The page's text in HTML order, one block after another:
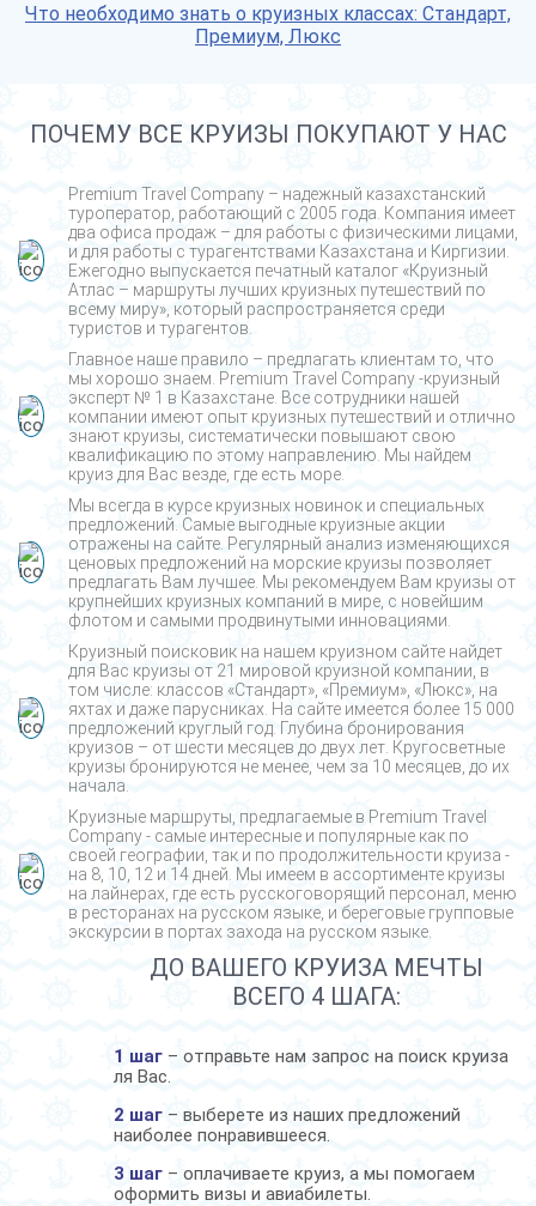
Что необходимо знать о круизных классах: Стандарт,
Премиум, Люкс
ПОЧЕМУ ВСЕ КРУИЗЫ ПОКУПАЮТ У НАС
Premium Travel Company – надежный казахстанский
туроператор, работающий с 2005 года. Компания имеет
два офиса продаж – для работы с физическими лицами,
и для работы с турагентствами Казахстана и Киргизии.
Ежегодно выпускается печатный каталог «Круизный
Атлас – маршруты лучших круизных путешествий по
всему миру», который распространяется среди
туристов и турагентов.
Главное наше правило – предлагать клиентам то, что
мы хорошо знаем. Premium Travel Company -круизный
эксперт № 1 в Казахстане. Все сотрудники нашей
компании имеют опыт круизных путешествий и отлично
знают круизы, систематически повышают свою
квалификацию по этому направлению. Мы найдем
круиз для Вас везде, где есть море.
Мы всегда в курсе круизных новинок и специальных
предложений. Самые выгодные круизные акции
отражены на сайте. Регулярный анализ изменяющихся
ценовых предложений на морские круизы позволяет
предлагать Вам лучшее. Мы рекомендуем Вам круизы от
крупнейших круизных компаний в мире, с новейшим
флотом и самыми продвинутыми инновациями.
Круизный поисковик на нашем круизном сайте найдет
для Вас круизы от 21 мировой круизной компании, в
том числе: классов «Стандарт», «Премиум», «Люкс», на
яхтах и даже парусниках. На сайте имеется более 15 000
предложений круглый год. Глубина бронирования
круизов – от шести месяцев до двух лет. Кругосветные
круизы бронируются не менее, чем за 10 месяцев, до их
начала.
Круизные маршруты, предлагаемые в Premium Travel
Company - cамые интересные и популярные как по
своей географии, так и по продолжительности круиза -
на 8, 10, 12 и 14 дней. Мы имеем в ассортименте круизы
на лайнерах, где есть русскоговорящий персонал, меню
в ресторанах на русском языке, и береговые групповые
экскурсии в портах захода на русском языке.
ДО ВАШЕГО КРУИЗА МЕЧТЫ
ВСЕГО 4 ШАГА:
1 шаг – отправьте нам запрос на поиск круиза
ля Вас.
2 шаг – выберете из наших предложений
наиболее понравившееся.
3 шаг – оплачиваете круиз, а мы помогаем
оформить визы и авиабилеты.